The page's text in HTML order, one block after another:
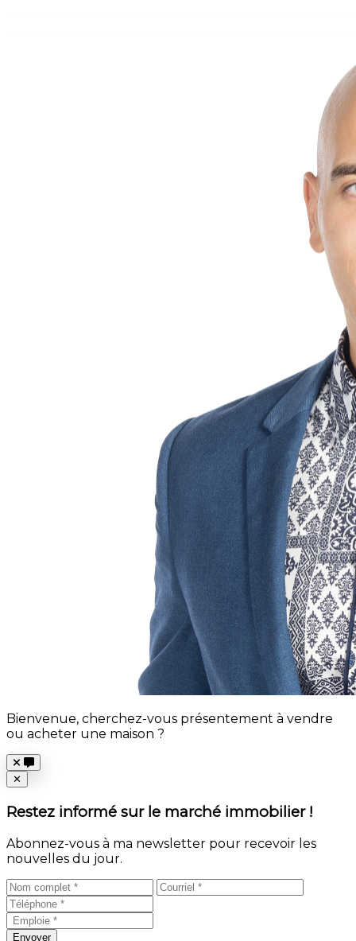
Bienvenue, cherchez-vous présentement à vendre
ou acheter une maison ?
Close
✕
Restez informé sur le marché immobilier !
Abonnez-vous à ma newsletter pour recevoir les
nouvelles du jour.
Envoyer